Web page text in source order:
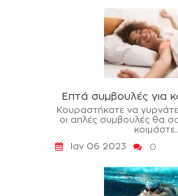
Επτά συμβουλές για
Κουραστήκατε να
οι απλές συμβουλές θα
κοιμάστε...
Ιαν 06 2023
0